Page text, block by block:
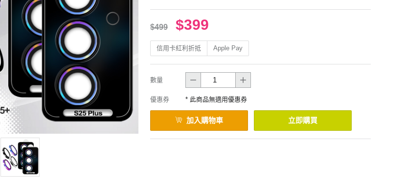
$499 $399
信用卡紅利折抵 Apple Pay
數量
優惠券 * 此商品無適用優惠券
加入購物車 立即購買